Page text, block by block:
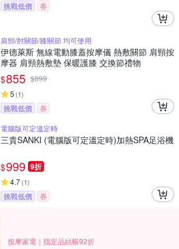
挑戰低價 券
肩頸/肘關節/膝關節 均可使用
伊德萊斯 無線電動膝蓋按摩儀 熱敷關節 肩頸按
摩器 肩頸熱敷墊 保暖護膝 交換節禮物
$855 $899
5 (1)
挑戰低價
券
電腦版可定溫定時
三貴SANKI (電腦版可定溫定時)加熱SPA足浴機
$999 9折
4.7(1)
挑戰低價 券
按摩家電｜指定品結帳92折